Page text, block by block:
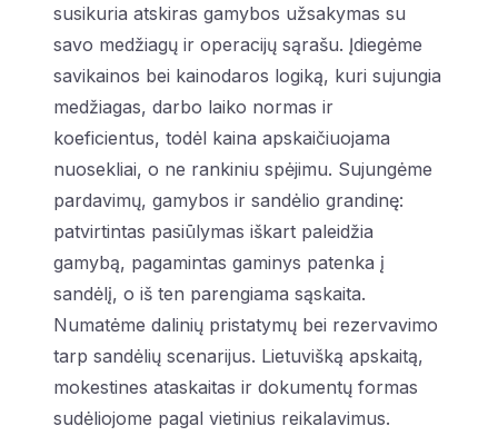
susikuria atskiras gamybos užsakymas su
savo medžiagų ir operacijų sąrašu. Įdiegėme
savikainos bei kainodaros logiką, kuri sujungia
medžiagas, darbo laiko normas ir
koeficientus, todėl kaina apskaičiuojama
nuosekliai, o ne rankiniu spėjimu. Sujungėme
pardavimų, gamybos ir sandėlio grandinę:
patvirtintas pasiūlymas iškart paleidžia
gamybą, pagamintas gaminys patenka į
sandėlį, o iš ten parengiama sąskaita.
Numatėme dalinių pristatymų bei rezervavimo
tarp sandėlių scenarijus. Lietuvišką apskaitą,
mokestines ataskaitas ir dokumentų formas
sudėliojome pagal vietinius reikalavimus.